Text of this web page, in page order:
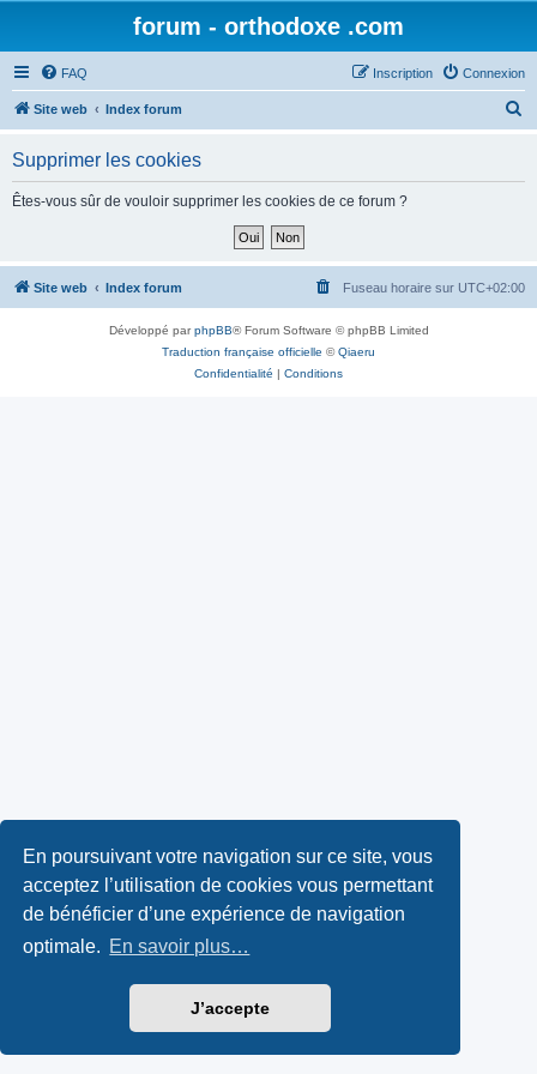
En poursuivant votre navigation sur ce site, vous
acceptez l’utilisation de cookies vous permettant
de bénéficier d’une expérience de navigation
optimale. En savoir plus…
J’accepte
forum - orthodoxe .com
FAQ Connexion
Inscription
Site web Index forum
h
Supprimer les cookies
Êtes-vous sûr de vouloir supprimer les cookies de ce forum ?
Site web Index forum Fuseau horaire sur UTC+02:00
Développé parphpBB® Forum Software © phpBB Limited
Traduction française officielle ©Qiaeru
Confidentialité | Conditions